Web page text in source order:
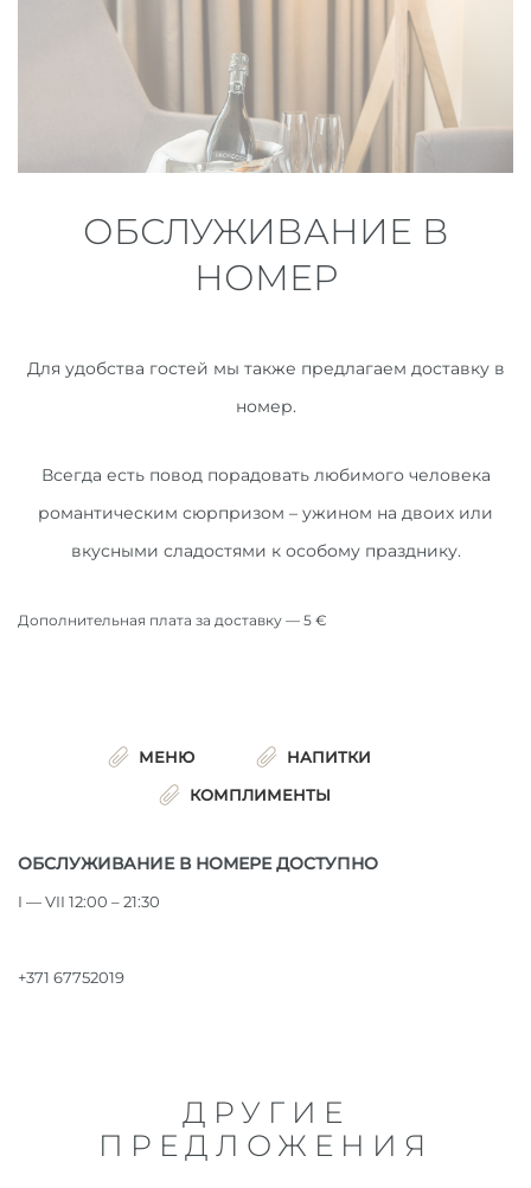
ОБСЛУЖИВАНИЕ В
НОМЕР
Для удобства гостей мы также предлагаем доставку в
номер.
Всегда есть повод порадовать любимого человека
романтическим сюрпризом – ужином на двоих или
вкусными сладостями к особому празднику.
Дополнительная плата за доставку — 5 €
МЕНЮ
НАПИТКИ
КОМПЛИМЕНТЫ
ОБСЛУЖИВАНИЕ В НОМЕРЕ ДОСТУПНО
I — VII 12:00 – 21:30
+371 67752019
ДРУГИЕ
ПРЕДЛОЖЕНИЯ